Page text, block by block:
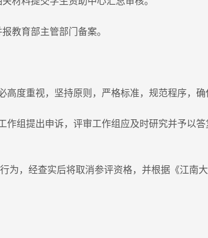
教育部主管部门备案。
高度重视，坚持原则，严格标准，规范程序，
作组提出申诉，评审工作组应及时研究并予以
为，经查实后将取消参评资格，并根据《江南